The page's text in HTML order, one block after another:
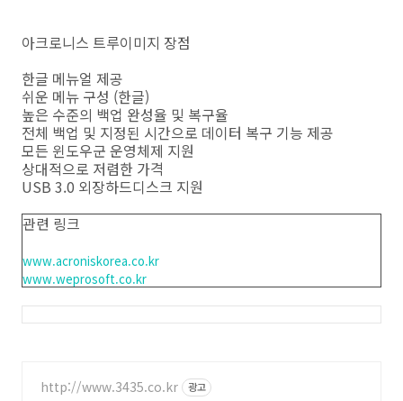
아크로니스 트루이미지 장점
한글 메뉴얼 제공
쉬운 메뉴 구성 (한글)
높은 수준의 백업 완성율 및 복구율
전체 백업 및 지정된 시간으로 데이터 복구 기능 제공
모든 윈도우군 운영체제 지원
상대적으로 저렴한 가격
USB 3.0 외장하드디스크 지원
관련 링크
www.acroniskorea.co.kr
www.weprosoft.co.kr
http://www.3435.co.kr 광고